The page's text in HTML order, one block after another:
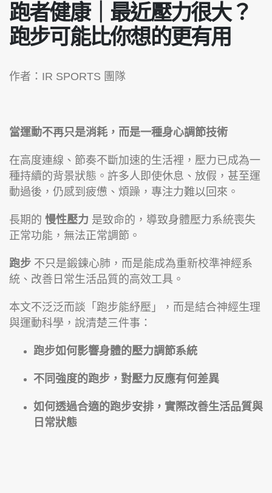
跑者健康｜最近壓力很大？
跑步可能比你想的更有用
作者：IR SPORTS 團隊
當運動不再只是消耗，而是一種身心調節技術
在高度連線、節奏不斷加速的生活裡，壓力已成為一
種持續的背景狀態。許多人即使休息、放假，甚至運
動過後，仍感到疲憊、煩躁，專注力難以回來。
長期的 慢性壓力 是致命的，導致身體壓力系統喪失
正常功能，無法正常調節。
跑步 不只是鍛鍊心肺，而是能成為重新校準神經系
統、改善日常生活品質的高效工具。
本文不泛泛而談「跑步能紓壓」，而是結合神經生理
與運動科學，說清楚三件事：
跑步如何影響身體的壓力調節系統
不同強度的跑步，對壓力反應有何差異
如何透過合適的跑步安排，實際改善生活品質與
日常狀態